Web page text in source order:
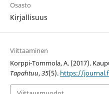
Osasto
Kirjallisuus
Viittaaminen
Korppi-Tommola, A. (2017).
Tapahtuu,35(5). https://